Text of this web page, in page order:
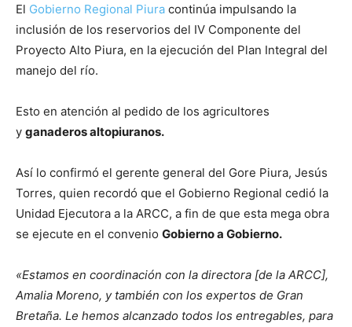
El Gobierno Regional Piura continúa impulsando la
inclusión de los reservorios del IV Componente del
Proyecto Alto Piura, en la ejecución del Plan Integral del
manejo del río.
Esto en atención al pedido de los agricultores
y ganaderos altopiuranos.
Así lo confirmó el gerente general del Gore Piura, Jesús
Torres, quien recordó que el Gobierno Regional cedió la
Unidad Ejecutora a la ARCC, a fin de que esta mega obra
se ejecute en el convenio Gobierno a Gobierno.
«Estamos en coordinación con la directora [de la ARCC],
Amalia Moreno, y también con los expertos de Gran
Bretaña. Le hemos alcanzado todos los entregables, para